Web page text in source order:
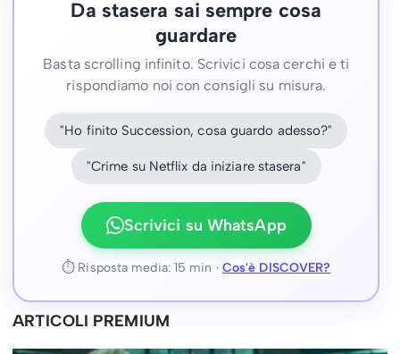
Da stasera sai sempre cosa
guardare
Basta scrolling infinito. Scrivici cosa cerchi e ti
rispondiamo noi con consigli su misura.
"Ho finito Succession, cosa guardo adesso?"
"Crime su Netflix da iniziare stasera"
Scrivici su WhatsApp
⏱ Risposta media: 15 min · Cos'è DISCOVER?
ARTICOLI PREMIUM